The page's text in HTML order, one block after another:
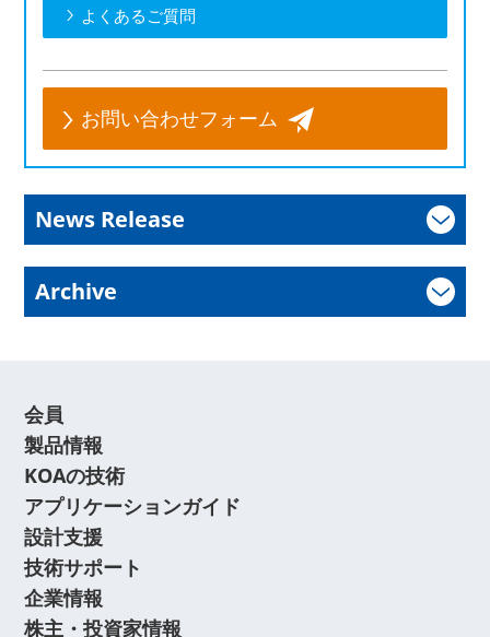
よくあるご質問
お問い合わせフォーム
News Release
Archive
会員
製品情報
KOAの技術
アプリケーションガイド
設計支援
技術サポート
企業情報
株主・投資家情報